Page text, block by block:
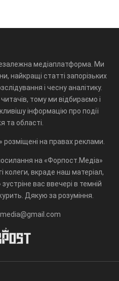
медіаплатформа. Ми
найкращі статті запорізьких
і чесну аналітику.
тому ми відбираємо і
інформацію про події
та області.
розміщені на правах реклами.
на «Форпост.Медіа»
колеги, вкраде наш матеріал,
вас ввечері в темній
Дякую за розуміння.